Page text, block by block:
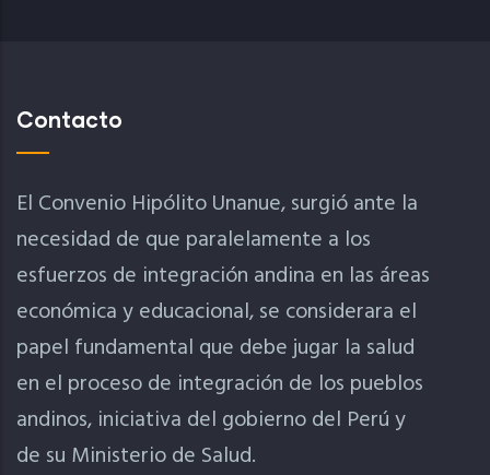
Contacto
El Convenio Hipólito Unanue, surgió ante la
necesidad de que paralelamente a los
esfuerzos de integración andina en las áreas
económica y educacional, se considerara el
papel fundamental que debe jugar la salud
en el proceso de integración de los pueblos
andinos, iniciativa del gobierno del Perú y
de su Ministerio de Salud.